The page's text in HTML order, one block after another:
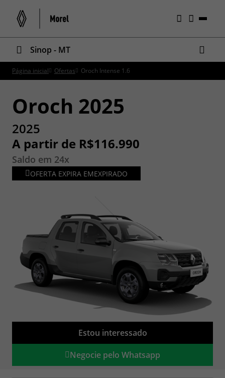
Sinop - MT
Página inicial Ofertas Oroch Intense 1.6
Oroch 2025
2025
A partir de R$116.990
Saldo em 24x
OFERTA EXPIRA EMEXPIRADO
Estou interessado
Negocie pelo Whatsapp